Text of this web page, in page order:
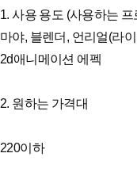
1. 사용 용도 (사용하는
마야, 블렌더, 언리얼(라
2d애니메이션 에펙
2. 원하는 가격대
220이하